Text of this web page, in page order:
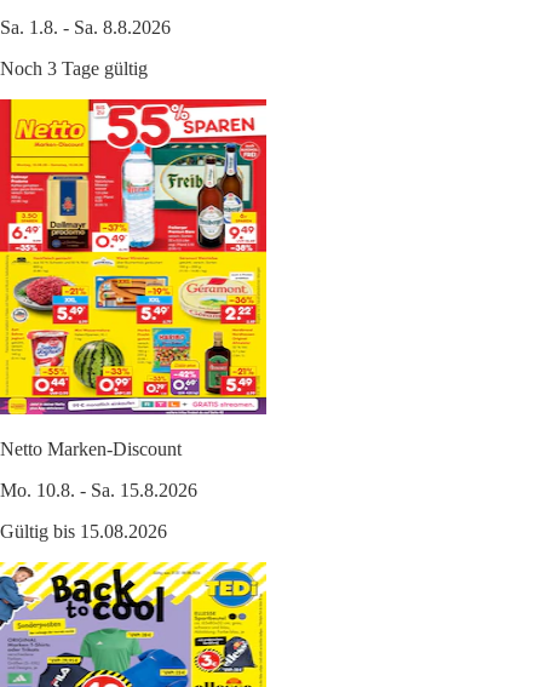
Sa. 1.8. - Sa. 8.8.2026
Noch 3 Tage gültig
Netto Marken-Discount
Mo. 10.8. - Sa. 15.8.2026
Gültig bis 15.08.2026